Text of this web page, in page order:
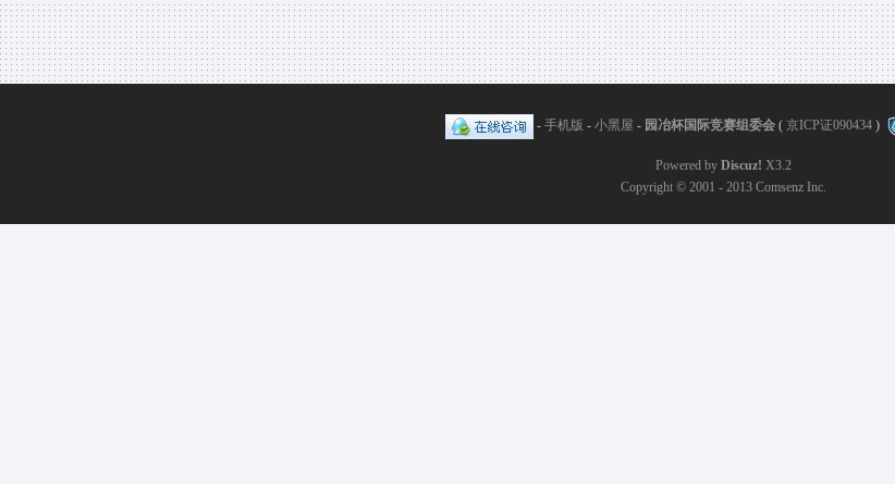
- 手机版 - 小黑屋 - 园冶杯国际竞赛组委会 ( 京ICP证090434 )
Powered by Discuz! X3.2
Copyright © 2001 - 2013 Comsenz Inc.